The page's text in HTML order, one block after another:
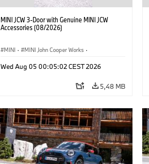
MINI JCW 3-Door with Genuine MINI JCW
Accessories (08/2026)
MINI · MINI John Cooper Works ·
Wed Aug 05 00:05:02 CEST 2026
5,48 MB